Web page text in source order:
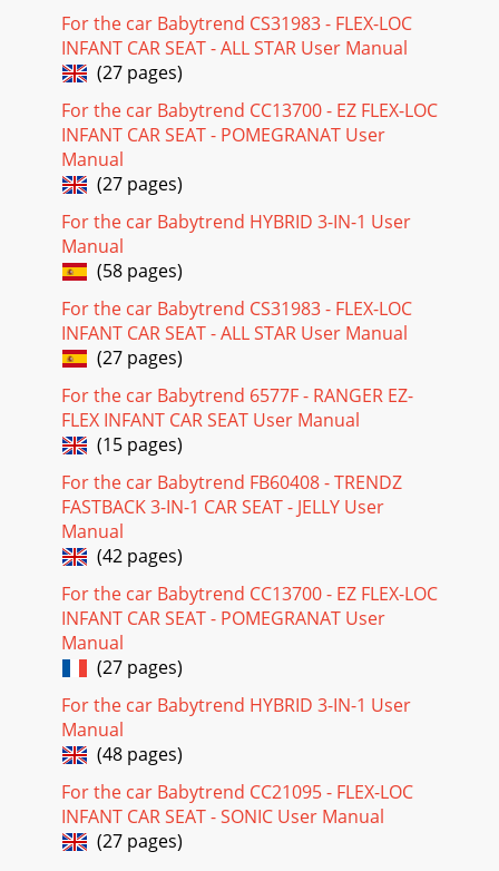
For the car Babytrend CS31983 - FLEX-LOC
INFANT CAR SEAT - ALL STAR User Manual
(27 pages)
For the car Babytrend CC13700 - EZ FLEX-LOC
INFANT CAR SEAT - POMEGRANAT User
Manual
(27 pages)
For the car Babytrend HYBRID 3-IN-1 User
Manual
(58 pages)
For the car Babytrend CS31983 - FLEX-LOC
INFANT CAR SEAT - ALL STAR User Manual
(27 pages)
For the car Babytrend 6577F - RANGER EZ-
FLEX INFANT CAR SEAT User Manual
(15 pages)
For the car Babytrend FB60408 - TRENDZ
FASTBACK 3-IN-1 CAR SEAT - JELLY User
Manual
(42 pages)
For the car Babytrend CC13700 - EZ FLEX-LOC
INFANT CAR SEAT - POMEGRANAT User
Manual
(27 pages)
For the car Babytrend HYBRID 3-IN-1 User
Manual
(48 pages)
For the car Babytrend CC21095 - FLEX-LOC
INFANT CAR SEAT - SONIC User Manual
(27 pages)